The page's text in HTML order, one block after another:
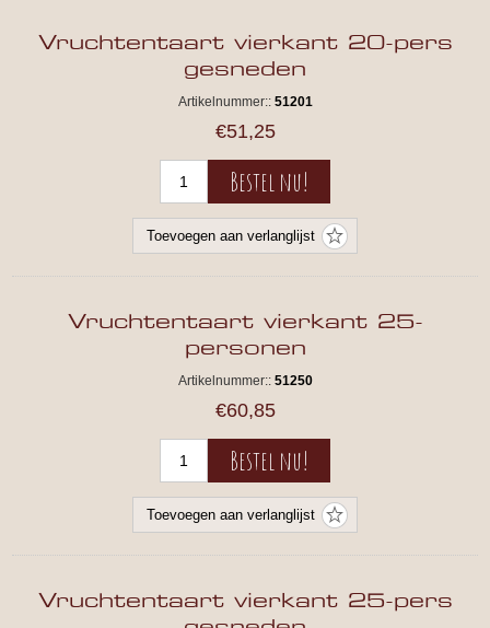
Vruchtentaart vierkant 20-pers
gesneden
Artikelnummer:: 51201
€51,25
Vruchtentaart vierkant 25-
personen
Artikelnummer:: 51250
€60,85
Vruchtentaart vierkant 25-pers